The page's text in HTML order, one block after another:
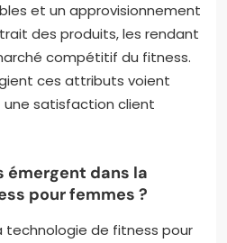
et un approvisionnement
des produits, les rendant
compétitif du fitness.
ces attributs voient
satisfaction client
émergent dans la
pour femmes ?
technologie de fitness pour